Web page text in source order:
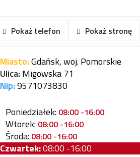
Pokaż telefon Pokaż stronę
Miasto:Gdańsk, woj. Pomorskie
Ulica: Migowska 71
Nip:9571073830
Poniedziałek: 08:00 -16:00
Wtorek: 08:00 -16:00
Środa: 08:00 -16:00
Czwartek:08:00 -16:00